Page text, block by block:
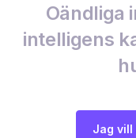
Oändliga
intelligens
Jag vill